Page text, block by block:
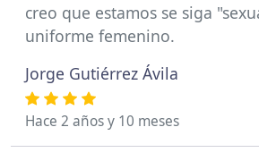
creo que estamos se siga
uniforme femenino.
Jorge Gutiérrez Ávila
Hace 2 años y 10 meses